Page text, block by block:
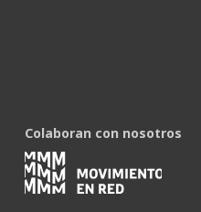
Colaboran con nosotros